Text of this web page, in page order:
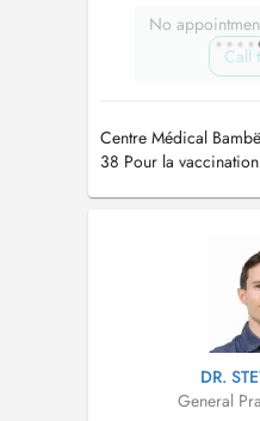
No
Call
Centre Médical
38 Pour la
DR.
General